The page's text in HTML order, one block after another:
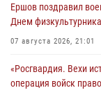
Ершов поздравил
Днем физкультурника
07 августа 2026, 21:01
«Росгвардия. Вехи
операция войск